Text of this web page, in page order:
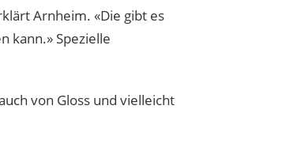
Arnheim. «Die gibt es
kann.» Spezielle
von Gloss und vielleicht